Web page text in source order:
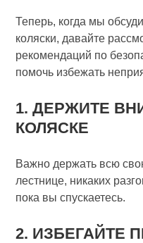
Теперь, когда мы
коляски, давайте
рекомендаций по
помочь избежать
1. ДЕРЖИТЕ
КОЛЯСКЕ
Важно держать всю
лестнице, никаких
пока вы спускаетесь.
2. ИЗБЕГАЙТЕ